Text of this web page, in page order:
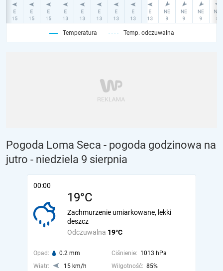
Temperatura Temp. odczuwalna
Pogoda Loma Seca - pogoda godzinowa na
jutro - niedziela 9 sierpnia
00:00
19°C
Odczuwalna 19°C
Zachmurzenie umiarkowane, lekki
deszcz
Opad: 0.2 mm Ciśnienie: 1013 hPa
Wiatr:
15 km/h Wilgotność: 85%